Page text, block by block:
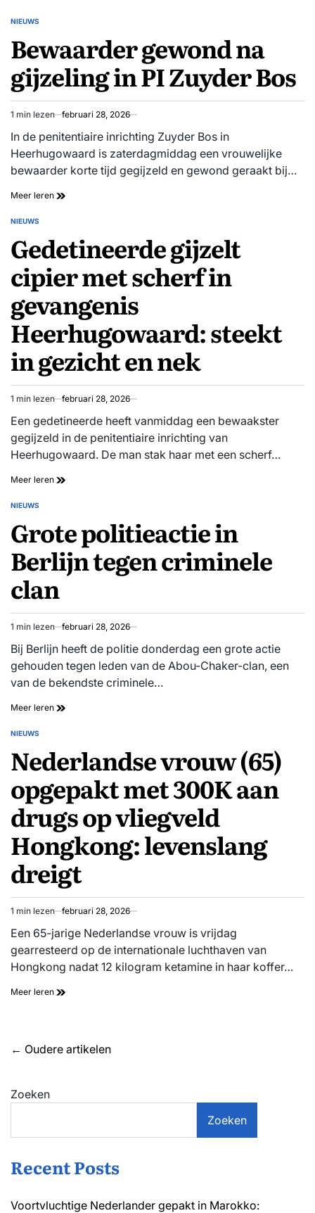
ondanks
chaos
na
dood
gezochte
drugsbaas
El
wedstrijden
afgelast
Guadalajara
GEPLAATST
NIEUWS
Bewaarder gewond na
gijzeling in PI Zuyder Bos
Geschatte
leestijd
1 min lezen februari 28, 2026
In de penitentiaire inrichting Zuyder Bos in
Heerhugowaard is zaterdagmiddag een vrouwelijke
bewaarder korte tijd gegijzeld en gewond geraakt bij…
Meer leren Bewaarder
in
PI
Bos
GEPLAATST
NIEUWS
Gedetineerde gijzelt
cipier met scherf in
gevangenis
Heerhugowaard: steekt
in gezicht en nek
Geschatte
leestijd
1 min lezen februari 28, 2026
Een gedetineerde heeft vanmiddag een bewaakster
gegijzeld in de penitentiaire inrichting van
Heerhugowaard. De man stak haar met een scherf…
Meer leren Gedetineerde
scherf
in
gevangenis
Heerhugowaard:
in
nek
GEPLAATST
NIEUWS
Grote politieactie in
Berlijn tegen criminele
clan
Geschatte
leestijd
1 min lezen februari 28, 2026
Bij Berlijn heeft de politie donderdag een grote actie
gehouden tegen leden van de Abou-Chaker-clan, een
van de bekendste criminele…
Meer leren Grote
tegen
criminele
GEPLAATST
NIEUWS
Nederlandse vrouw (65)
opgepakt met 300K aan
drugs op vliegveld
Hongkong: levenslang
dreigt
Geschatte
leestijd
1 min lezen februari 28, 2026
Een 65-jarige Nederlandse vrouw is vrijdag
gearresteerd op de internationale luchthaven van
Hongkong nadat 12 kilogram ketamine in haar koffer…
Meer leren Nederlandse
300K
vliegveld
Berichtennavigatie
← Oudere artikelen
Zoeken
Zoeken
Recent Posts
Voortvluchtige Nederlander gepakt in Marokko: